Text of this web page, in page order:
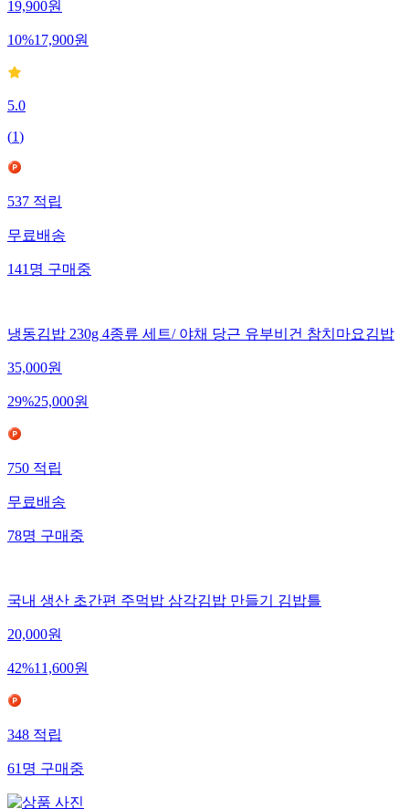
19,900원
10%17,900원
5.0
(1)
537적립
무료배송
141명구매중
냉동김밥 230g 4종류 세트/ 야채 당근 유부비건 참치마요김밥
35,000원
29%25,000원
750적립
무료배송
78명구매중
국내 생산 초간편 주먹밥 삼각김밥 만들기 김밥틀
20,000원
42%11,600원
348적립
61명구매중